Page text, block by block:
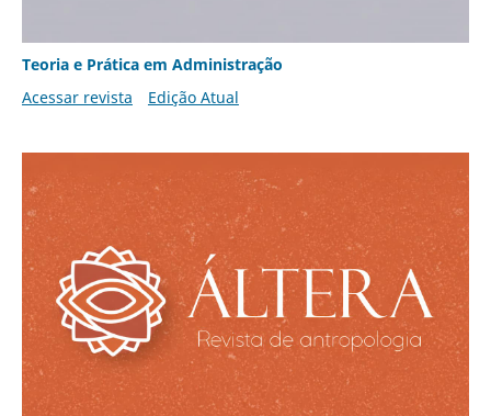
Teoria e Prática em Administração
Acessar revista
Edição Atual